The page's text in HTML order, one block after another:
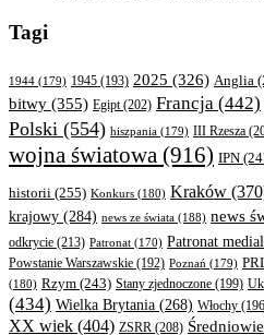
Tagi
1944 (179) 1945 (193) 2025 (326) Anglia
bitwy (355) Egipt(202) Francja (442)
Polski (554) hiszpania (179) III Rzesza
wojna światowa (916) IPN
historii (255) Konkurs (180) Kraków
krajowy (284) news ze świata (188) news
odkrycie (213) Patronat (170) Patronat
Powstanie Warszawskie (192) Poznań (179)
(180) Rzym (243) Stany zjednoczone (199)
(434) Wielka Brytania (268) Włochy
XX wiek (404) ZSRR (208)